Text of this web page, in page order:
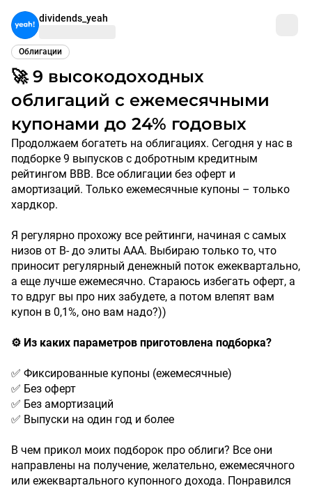
dividends_yeah
Облигации
🚀 9 высокодоходных
облигаций с ежемесячными
купонами до 24% годовых
Продолжаем богатеть на облигациях. Сегодня у нас в
подборке 9 выпусков с добротным кредитным
рейтингом ВВВ. Все облигации без оферт и
амортизаций. Только ежемесячные купоны – только
хардкор.
Я регулярно прохожу все рейтинги, начиная с самых
низов от В- до элиты ААА. Выбираю только то, что
приносит регулярный денежный поток ежеквартально,
а еще лучше ежемесячно. Стараюсь избегать оферт, а
то вдруг вы про них забудете, а потом влепят вам
купон в 0,1%, оно вам надо?))
⚙️ Из каких параметров приготовлена подборка?
✅ Фиксированные купоны (ежемесячные)
✅ Без оферт
✅ Без амортизаций
✅ Выпуски на один год и более
В чем прикол моих подборок про облиги? Все они
направлены на получение, желательно, ежемесячного
или ежеквартального купонного дохода. Понравился